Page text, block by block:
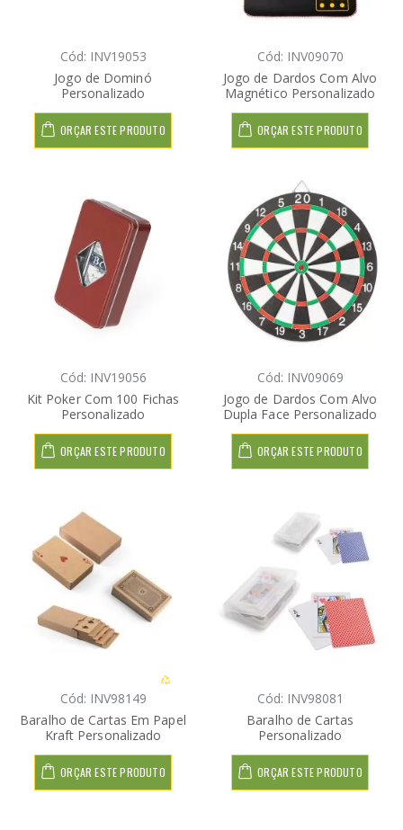
Cód: INV19053
Jogo de Dominó
Personalizado
ORÇAR ESTE PRODUTO
Cód: INV09070
Jogo de Dardos Com Alvo
Magnético Personalizado
ORÇAR ESTE PRODUTO
Cód: INV19056
Kit Poker Com 100 Fichas
Personalizado
ORÇAR ESTE PRODUTO
Cód: INV09069
Jogo de Dardos Com Alvo
Dupla Face Personalizado
ORÇAR ESTE PRODUTO
Cód: INV98149
Baralho de Cartas Em Papel
Kraft Personalizado
ORÇAR ESTE PRODUTO
Cód: INV98081
Baralho de Cartas
Personalizado
ORÇAR ESTE PRODUTO